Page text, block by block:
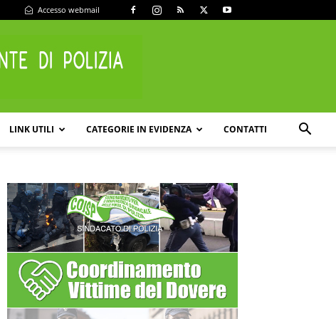
Accesso webmail
LINK UTILI CATEGORIE IN EVIDENZA CONTATTI